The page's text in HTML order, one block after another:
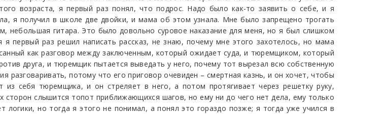
возраста, я первый раз понял, что подрос. Надо было как-то заявить о себе, и я
я получил в школе две двойки, и мама об этом узнала. Мне было запрещено трогать
небольшая гитара. Это было довольно суровое наказание для меня, но я был слишком
первый раз решил написать рассказ, не знаю, почему мне этого захотелось, но мама
как разговор между заключенным, который ожидает суда, и тюремщиком, который
друга, и тюремщик пытается выведать у него, почему тот вырезал всю собственную
разговаривать, потому что его приговор очевиден – смертная казнь, и он хочет, чтобы
себя тюремщика, и он стреляет в него, а потом протягивает через решетку руку,
сторон слышится топот приближающихся шагов, но ему ни до чего нет дела, ему только
но тогда я этого не понимал, а понял это гораздо позже; я тогда уже учился в